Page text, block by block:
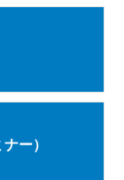
ー）